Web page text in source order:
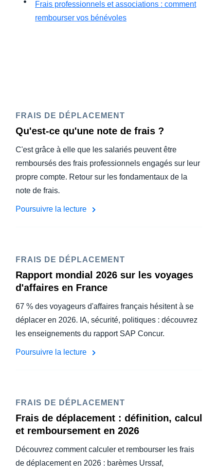
Frais professionnels et associations : comment
rembourser vos bénévoles
FRAIS DE DÉPLACEMENT
Qu'est-ce qu'une note de frais ?
C'est grâce à elle que les salariés peuvent être
remboursés des frais professionnels engagés sur leur
propre compte. Retour sur les fondamentaux de la
note de frais.
Poursuivre la lecture
FRAIS DE DÉPLACEMENT
Rapport mondial 2026 sur les voyages
d'affaires en France
67 % des voyageurs d'affaires français hésitent à se
déplacer en 2026. IA, sécurité, politiques : découvrez
les enseignements du rapport SAP Concur.
Poursuivre la lecture
FRAIS DE DÉPLACEMENT
Frais de déplacement : définition, calcul
et remboursement en 2026
Découvrez comment calculer et rembourser les frais
de déplacement en 2026 : barèmes Urssaf,